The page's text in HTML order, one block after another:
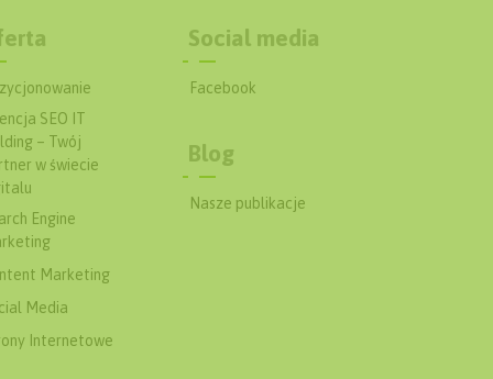
SEO IT
– Twój
w świecie
Engine
Marketing
Media
Internetowe
Social media
Facebook
Blog
Nasze publikacje